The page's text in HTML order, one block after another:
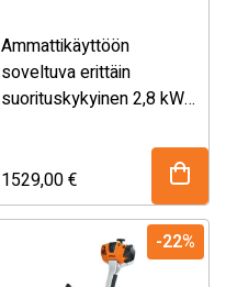
Ammattikäyttöön
soveltuva erittäin
suorituskykyinen 2,8 kW
kahvalämmityksellä.
Sisältää Balance XT -
valjaat.
1529,00€
-22%